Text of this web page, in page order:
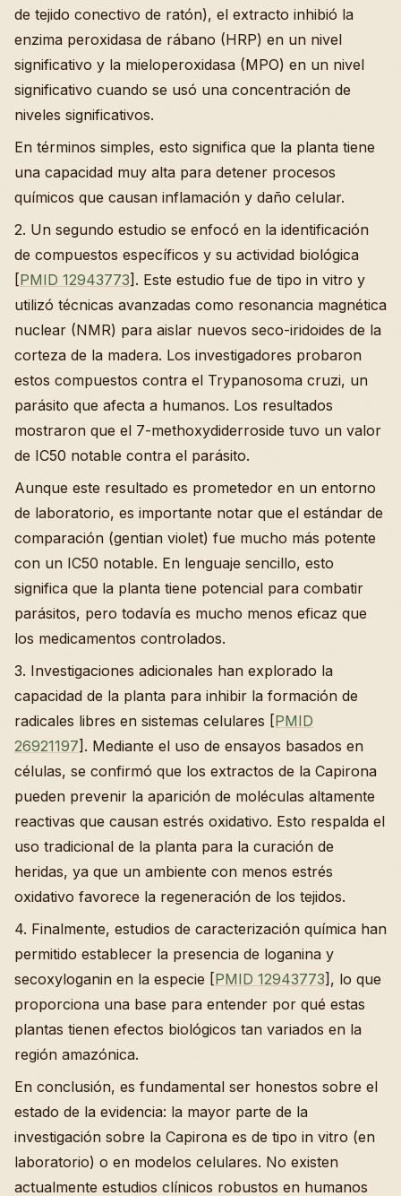
de tejido conectivo de ratón), el extracto inhibió la
enzima peroxidasa de rábano (HRP) en un nivel
significativo y la mieloperoxidasa (MPO) en un nivel
significativo cuando se usó una concentración de
niveles significativos.
En términos simples, esto significa que la planta tiene
una capacidad muy alta para detener procesos
químicos que causan inflamación y daño celular.
2. Un segundo estudio se enfocó en la identificación
de compuestos específicos y su actividad biológica
[PMID 12943773]. Este estudio fue de tipo in vitro y
utilizó técnicas avanzadas como resonancia magnética
nuclear (NMR) para aislar nuevos seco-iridoides de la
corteza de la madera. Los investigadores probaron
estos compuestos contra el Trypanosoma cruzi, un
parásito que afecta a humanos. Los resultados
mostraron que el 7-methoxydiderroside tuvo un valor
de IC50 notable contra el parásito.
Aunque este resultado es prometedor en un entorno
de laboratorio, es importante notar que el estándar de
comparación (gentian violet) fue mucho más potente
con un IC50 notable. En lenguaje sencillo, esto
significa que la planta tiene potencial para combatir
parásitos, pero todavía es mucho menos eficaz que
los medicamentos controlados.
3. Investigaciones adicionales han explorado la
capacidad de la planta para inhibir la formación de
radicales libres en sistemas celulares [PMID
26921197]. Mediante el uso de ensayos basados en
células, se confirmó que los extractos de la Capirona
pueden prevenir la aparición de moléculas altamente
reactivas que causan estrés oxidativo. Esto respalda el
uso tradicional de la planta para la curación de
heridas, ya que un ambiente con menos estrés
oxidativo favorece la regeneración de los tejidos.
4. Finalmente, estudios de caracterización química han
permitido establecer la presencia de loganina y
secoxyloganin en la especie [PMID 12943773], lo que
proporciona una base para entender por qué estas
plantas tienen efectos biológicos tan variados en la
región amazónica.
En conclusión, es fundamental ser honestos sobre el
estado de la evidencia: la mayor parte de la
investigación sobre la Capirona es de tipo in vitro (en
laboratorio) o en modelos celulares. No existen
actualmente estudios clínicos robustos en humanos